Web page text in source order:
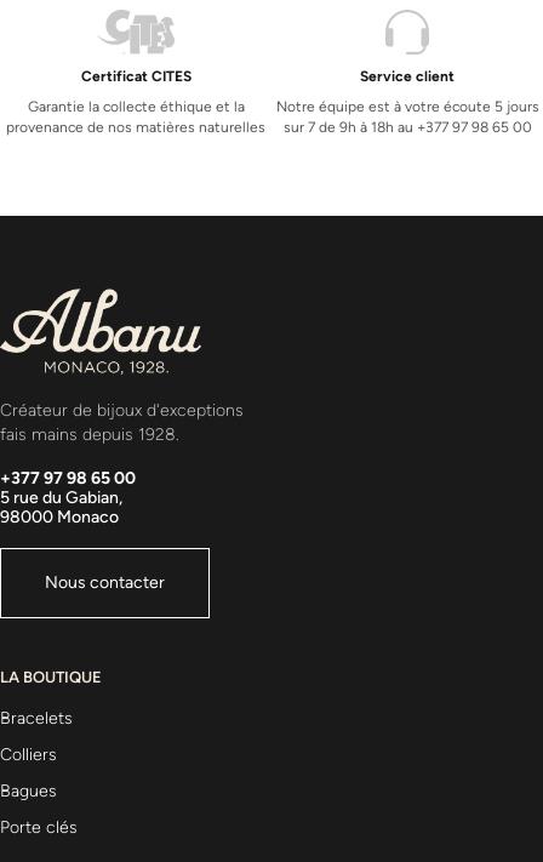
Certificat CITES
Garantie la collecte éthique et la
provenance de nos matières naturelles
Service client
Notre équipe est à votre écoute 5 jours
sur 7 de 9h à 18h au +377 97 98 65 00
Créateur de bijoux d'exceptions
fais mains depuis 1928.
+377 97 98 65 00
5 rue du Gabian,
98000 Monaco
Nous contacter
LA BOUTIQUE
Bracelets
Colliers
Bagues
Porte clés